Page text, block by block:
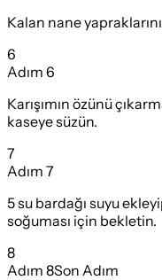
Kalan nane
6
Adım 6
Karışımın özünü
kaseye süzün.
7
Adım 7
5 su bardağı suyu
soğuması için bekletin.
8
Adım 8Son Adım